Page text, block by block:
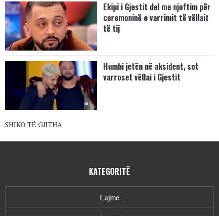
Ekipi i Gjestit del me njoftim për
ceremoninë e varrimit të vëllait
të tij
Humbi jetën në aksident, sot
varroset vëllai i Gjestit
SHIKO TË GJITHA
KATEGORITË
Lajme